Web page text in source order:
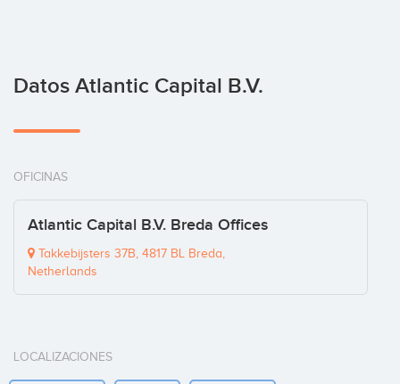
Datos Atlantic Capital B.V.
OFICINAS
Atlantic Capital B.V. Breda Offices
Takkebijsters 37B, 4817 BL Breda,
Netherlands
LOCALIZACIONES